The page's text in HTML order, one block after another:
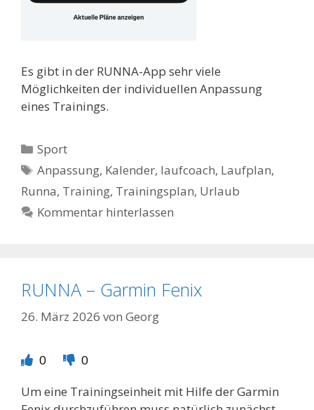
Es gibt in der RUNNA-App sehr viele
Möglichkeiten der individuellen Anpassung
eines Trainings.
Kategorien
Sport
Schlagwörter
Anpassung, Kalender, laufcoach, Laufplan,
Runna, Training, Trainingsplan, Urlaub
Kommentar hinterlassen
RUNNA – Garmin Fenix
26. März 2026 von Georg
0
0
Um eine Trainingseinheit mit Hilfe der Garmin